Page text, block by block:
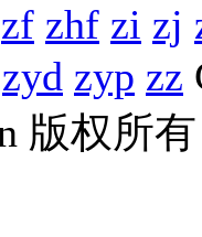
zf zhf zi zj
zyd zyp zz
版权所